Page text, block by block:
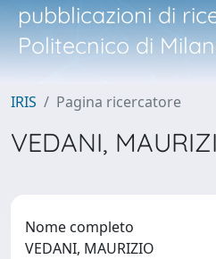
pubblicazioni di
Politecnico di
IRIS Pagina ricercatore
VEDANI,
Nome completo
VEDANI, MAURIZIO